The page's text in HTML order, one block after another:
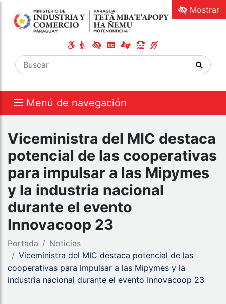
Menú de navegación
Mostrar
Viceministra del MIC destaca
potencial de las cooperativas
para impulsar a las Mipymes
y la industria nacional
durante el evento
Innovacoop 23
Portada
Noticias
Viceministra del MIC destaca potencial de las
cooperativas para impulsar a las Mipymes y la
industria nacional durante el evento Innovacoop 23